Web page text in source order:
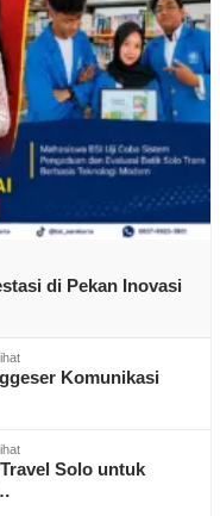
di Pekan Inovasi
Komunikasi
Solo untuk